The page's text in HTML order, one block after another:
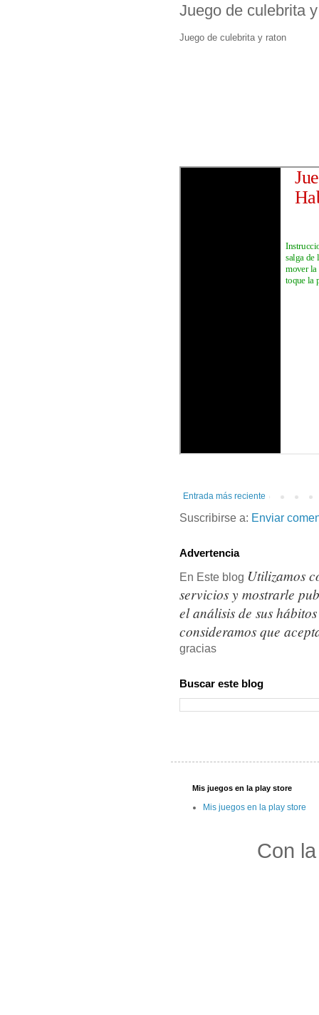
Juego de culebrita
Juego de culebrita y raton
Entrada más reciente
Suscribirse a: Enviar
Advertencia
En Este blog Utilizamos
servicios y mostrarle
el análisis de sus
consideramos que
gracias
Buscar este blog
Mis juegos en la play store
Mis juegos en la play store
Con